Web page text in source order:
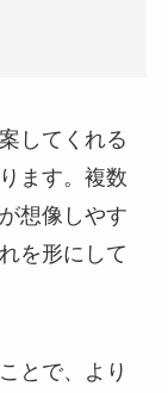
してくれる
ます。複数
想像しやす
を形にして
とで、より